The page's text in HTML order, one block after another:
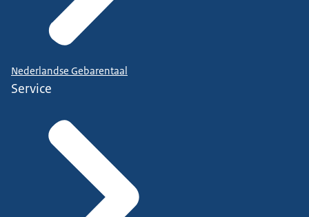
Nederlandse Gebarentaal
Service